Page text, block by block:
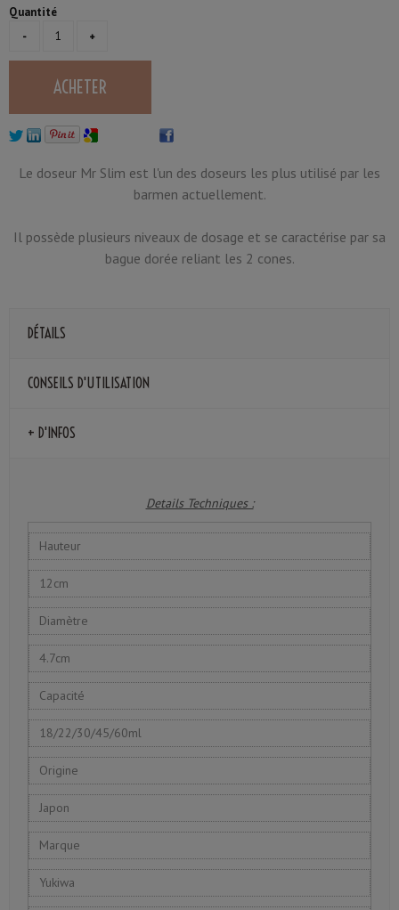
Quantité
Le doseur Mr Slim est l'un des doseurs les plus utilisé par les
barmen actuellement.
Il possède plusieurs niveaux de dosage et se caractérise par sa
bague dorée reliant les 2 cones.
DÉTAILS
CONSEILS D'UTILISATION
+ D'INFOS
Details Techniques :
Hauteur
12cm
Diamètre
4.7cm
Capacité
18/22/30/45/60ml
Origine
Japon
Marque
Yukiwa